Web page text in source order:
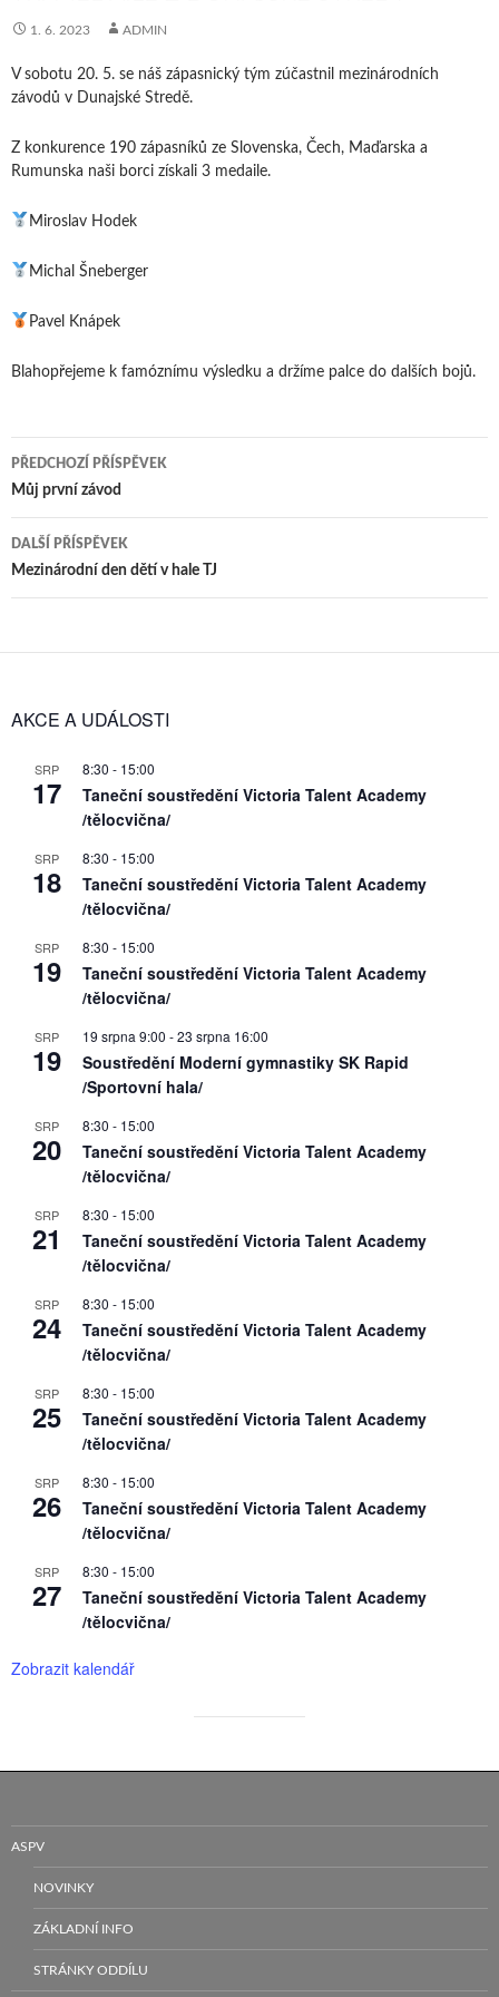
1. 6. 2023 ADMIN
V sobotu 20. 5. se náš zápasnický tým zúčastnil mezinárodních
závodů v Dunajské Stredě.
Z konkurence 190 zápasníků ze Slovenska, Čech, Maďarska a
Rumunska naši borci získali 3 medaile.
Miroslav Hodek
Michal Šneberger
Pavel Knápek
Blahopřejeme k famóznímu výsledku a držíme palce do dalších bojů.
Navigace
pro
příspěvky
PŘEDCHOZÍ PŘÍSPĚVEK
Můj první závod
DALŠÍ PŘÍSPĚVEK
Mezinárodní den dětí v hale TJ
AKCE A UDÁLOSTI
SRP
17
8:30 - 15:00
Taneční soustředění Victoria Talent Academy
/tělocvična/
SRP
18
8:30 - 15:00
Taneční soustředění Victoria Talent Academy
/tělocvična/
SRP
19
8:30 - 15:00
Taneční soustředění Victoria Talent Academy
/tělocvična/
SRP
19
19 srpna 9:00 -23 srpna 16:00
Soustředění Moderní gymnastiky SK Rapid
/Sportovní hala/
SRP
20
8:30 - 15:00
Taneční soustředění Victoria Talent Academy
/tělocvična/
SRP
21
8:30 - 15:00
Taneční soustředění Victoria Talent Academy
/tělocvična/
SRP
24
8:30 - 15:00
Taneční soustředění Victoria Talent Academy
/tělocvična/
SRP
25
8:30 - 15:00
Taneční soustředění Victoria Talent Academy
/tělocvična/
SRP
26
8:30 - 15:00
Taneční soustředění Victoria Talent Academy
/tělocvična/
SRP
27
8:30 - 15:00
Taneční soustředění Victoria Talent Academy
/tělocvična/
Zobrazit kalendář
ASPV
NOVINKY
ZÁKLADNÍ INFO
STRÁNKY ODDÍLU